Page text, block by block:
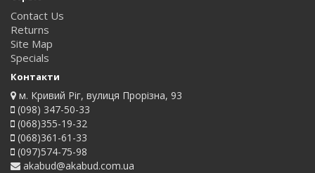
Contact Us
Returns
Site Map
Specials
Контакти
м. Кривий Ріг, вулиця Прорізна, 93
(098) 347-50-33
(068)355-19-32
(068)361-61-33
(097)574-75-98
akabud@akabud.com.ua